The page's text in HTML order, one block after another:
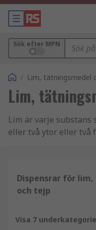
Sök efter MPN
/ Lim, tätningsmedel
Lim,
Lim är varje substans
eller två ytor eller två
sammansättningar
silikonlim samt
Dispensrar för
och tejp
Visa 7